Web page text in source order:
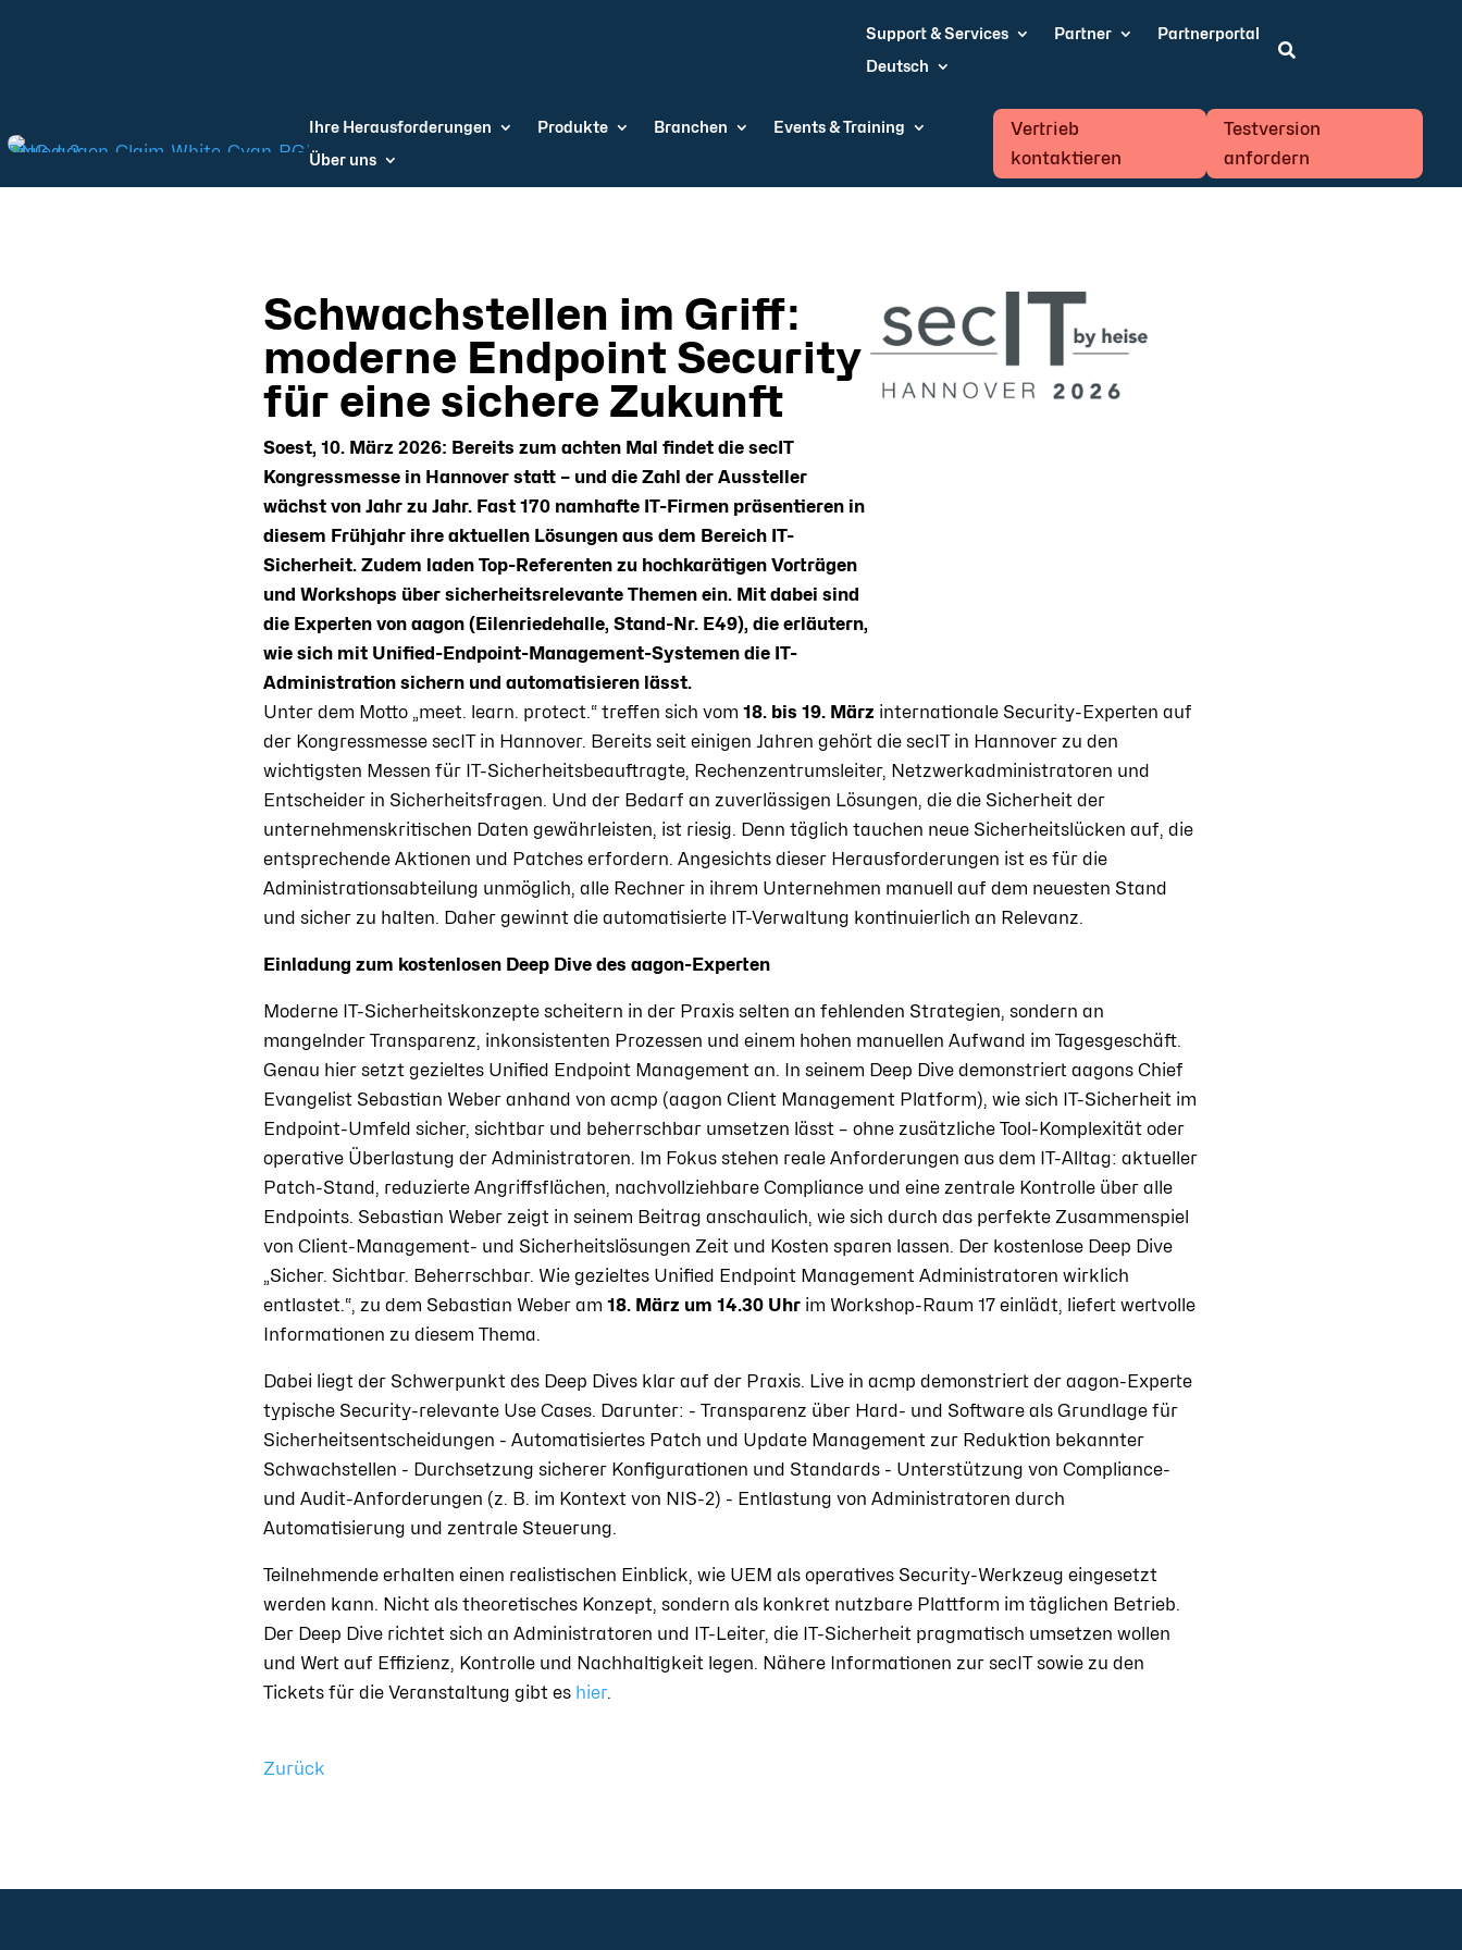
Support & Services Partner
Partnerportal
Deutsch

Ihre Herausforderungen Produkte Branchen
Events & Training
Über uns
Vertrieb
kontaktieren
Testversion
anfordern
Schwachstellen im Griff:
moderne Endpoint Security
für eine sichere Zukunft
Soest, 10. März 2026: Bereits zum achten Mal findet die secIT
Kongressmesse in Hannover statt – und die Zahl der Aussteller
wächst von Jahr zu Jahr. Fast 170 namhafte IT-Firmen präsentieren in
diesem Frühjahr ihre aktuellen Lösungen aus dem Bereich IT-
Sicherheit. Zudem laden Top-Referenten zu hochkarätigen Vorträgen
und Workshops über sicherheitsrelevante Themen ein. Mit dabei sind
die Experten von aagon (Eilenriedehalle, Stand-Nr. E49), die erläutern,
wie sich mit Unified-Endpoint-Management-Systemen die IT-
Administration sichern und automatisieren lässt.
Unter dem Motto „meet. learn. protect.“ treffen sich vom 18. bis 19. März internationale Security-Experten auf
der Kongressmesse secIT in Hannover. Bereits seit einigen Jahren gehört die secIT in Hannover zu den
wichtigsten Messen für IT-Sicherheitsbeauftragte, Rechenzentrumsleiter, Netzwerkadministratoren und
Entscheider in Sicherheitsfragen. Und der Bedarf an zuverlässigen Lösungen, die die Sicherheit der
unternehmenskritischen Daten gewährleisten, ist riesig. Denn täglich tauchen neue Sicherheitslücken auf, die
entsprechende Aktionen und Patches erfordern. Angesichts dieser Herausforderungen ist es für die
Administrationsabteilung unmöglich, alle Rechner in ihrem Unternehmen manuell auf dem neuesten Stand
und sicher zu halten. Daher gewinnt die automatisierte IT-Verwaltung kontinuierlich an Relevanz.
Einladung zum kostenlosen Deep Dive des aagon-Experten
Moderne IT-Sicherheitskonzepte scheitern in der Praxis selten an fehlenden Strategien, sondern an
mangelnder Transparenz, inkonsistenten Prozessen und einem hohen manuellen Aufwand im Tagesgeschäft.
Genau hier setzt gezieltes Unified Endpoint Management an. In seinem Deep Dive demonstriert aagons Chief
Evangelist Sebastian Weber anhand von acmp (aagon Client Management Platform), wie sich IT-Sicherheit im
Endpoint-Umfeld sicher, sichtbar und beherrschbar umsetzen lässt – ohne zusätzliche Tool-Komplexität oder
operative Überlastung der Administratoren. Im Fokus stehen reale Anforderungen aus dem IT-Alltag: aktueller
Patch-Stand, reduzierte Angriffsflächen, nachvollziehbare Compliance und eine zentrale Kontrolle über alle
Endpoints. Sebastian Weber zeigt in seinem Beitrag anschaulich, wie sich durch das perfekte Zusammenspiel
von Client-Management- und Sicherheitslösungen Zeit und Kosten sparen lassen. Der kostenlose Deep Dive
„Sicher. Sichtbar. Beherrschbar. Wie gezieltes Unified Endpoint Management Administratoren wirklich
entlastet.“, zu dem Sebastian Weber am 18. März um 14.30 Uhr im Workshop-Raum 17 einlädt, liefert wertvolle
Informationen zu diesem Thema.
Dabei liegt der Schwerpunkt des Deep Dives klar auf der Praxis. Live in acmp demonstriert der aagon-Experte
typische Security-relevante Use Cases. Darunter: - Transparenz über Hard- und Software als Grundlage für
Sicherheitsentscheidungen - Automatisiertes Patch und Update Management zur Reduktion bekannter
Schwachstellen - Durchsetzung sicherer Konfigurationen und Standards - Unterstützung von Compliance-
und Audit-Anforderungen (z. B. im Kontext von NIS-2) - Entlastung von Administratoren durch
Automatisierung und zentrale Steuerung.
Teilnehmende erhalten einen realistischen Einblick, wie UEM als operatives Security-Werkzeug eingesetzt
werden kann. Nicht als theoretisches Konzept, sondern als konkret nutzbare Plattform im täglichen Betrieb.
Der Deep Dive richtet sich an Administratoren und IT-Leiter, die IT-Sicherheit pragmatisch umsetzen wollen
und Wert auf Effizienz, Kontrolle und Nachhaltigkeit legen. Nähere Informationen zur secIT sowie zu den
Tickets für die Veranstaltung gibt es hier.
Zurück